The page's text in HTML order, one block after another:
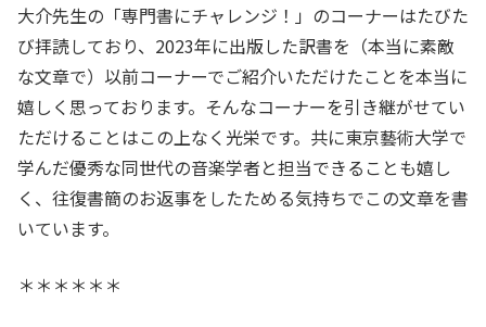
大介先生の「専門書にチャレンジ！」のコーナーはたびた
び拝読しており、2023年に出版した訳書を（本当に素敵
な文章で）以前コーナーでご紹介いただけたことを本当に
嬉しく思っております。そんなコーナーを引き継がせてい
ただけることはこの上なく光栄です。共に東京藝術大学で
学んだ優秀な同世代の音楽学者と担当できることも嬉し
く、往復書簡のお返事をしたためる気持ちでこの文章を書
いています。
＊＊＊＊＊＊